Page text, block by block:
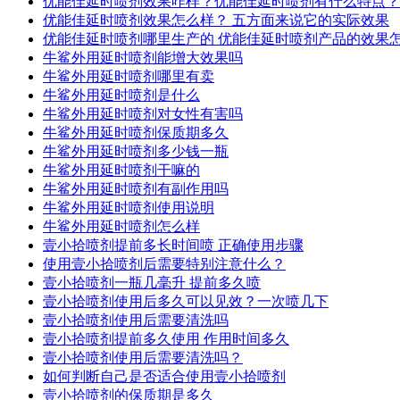
优能佳延时喷剂效果怎么样？ 五方面来说它的实际效果
优能佳延时喷剂哪里生产的 优能佳延时喷剂产品的效果
牛鲨外用延时喷剂能增大效果吗
牛鲨外用延时喷剂哪里有卖
牛鲨外用延时喷剂是什么
牛鲨外用延时喷剂对女性有害吗
牛鲨外用延时喷剂保质期多久
牛鲨外用延时喷剂多少钱一瓶
牛鲨外用延时喷剂干嘛的
牛鲨外用延时喷剂有副作用吗
牛鲨外用延时喷剂使用说明
牛鲨外用延时喷剂怎么样
壹小拾喷剂提前多长时间喷 正确使用步骤
使用壹小拾喷剂后需要特别注意什么？
壹小拾喷剂一瓶几毫升 提前多久喷
壹小拾喷剂使用后多久可以见效？一次喷几下
壹小拾喷剂使用后需要清洗吗
壹小拾喷剂提前多久使用 作用时间多久
壹小拾喷剂使用后需要清洗吗？
如何判断自己是否适合使用壹小拾喷剂
壹小拾喷剂的保质期是多久